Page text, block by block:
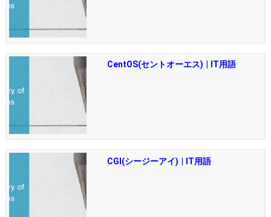
CentOS(セントオーエス) | IT用語
CGI(シージーアイ) | IT用語